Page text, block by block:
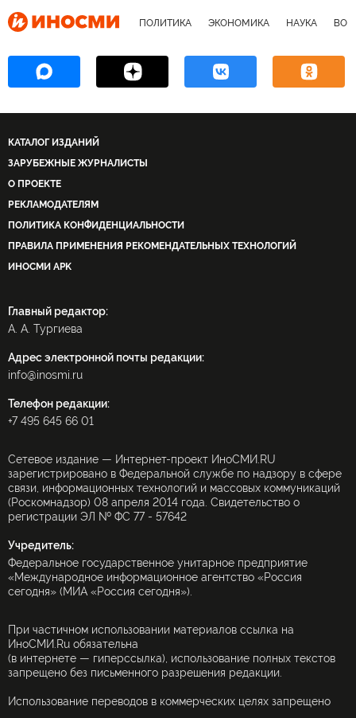
ПОЛИТИКА ЭКОНОМИКА НАУКА
КАТАЛОГ ИЗДАНИЙ
ЗАРУБЕЖНЫЕ ЖУРНАЛИСТЫ
О ПРОЕКТЕ
РЕКЛАМОДАТЕЛЯМ
ПОЛИТИКА КОНФИДЕНЦИАЛЬНОСТИ
ПРАВИЛА ПРИМЕНЕНИЯ РЕКОМЕНДАТЕЛЬНЫХ ТЕХНОЛОГИЙ
ИНОСМИ APK
Главный редактор:
А. А. Тургиева
Адрес электронной почты редакции:
info@inosmi.ru
Телефон редакции:
+7 495 645 66 01
Сетевое издание — Интернет-проект ИноСМИ.RU
зарегистрировано в Федеральной службе по надзору в сфере
связи, информационных технологий и массовых коммуникаций
(Роскомнадзор) 08 апреля 2014 года. Свидетельство о
регистрации ЭЛ № ФС 77 - 57642
Учредитель:
Федеральное государственное унитарное предприятие
«Международное информационное агентство «Россия
сегодня» (МИА «Россия сегодня»).
При частичном использовании материалов ссылка на
ИноСМИ.Ru обязательна
(в интернете — гиперссылка), использование полных текстов
запрещено без письменного разрешения редакции.
Использование переводов в коммерческих целях запрещено